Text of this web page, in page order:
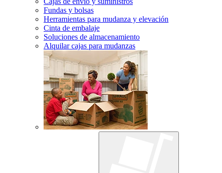
Fundas y bolsas
Herramientas para mudanza y elevación
Cinta de embalaje
Soluciones de almacenamiento
Alquilar cajas para mudanzas